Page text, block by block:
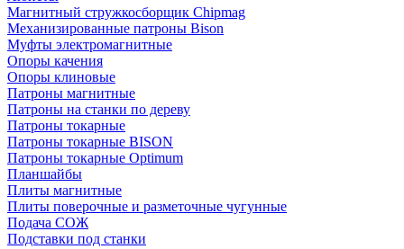
Магнитный стружкосборщик Chipmag
Механизированные патроны Bison
Муфты электромагнитные
Опоры качения
Опоры клиновые
Патроны магнитные
Патроны на станки по дереву
Патроны токарные
Патроны токарные BISON
Патроны токарные Optimum
Планшайбы
Плиты магнитные
Плиты поверочные и разметочные чугунные
Подача СОЖ
Подставки под станки